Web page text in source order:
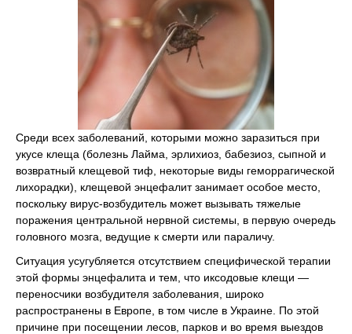
Среди всех заболеваний, которыми можно заразиться при
укусе клеща (болезнь Лайма, эрлихиоз, бабезиоз, сыпной и
возвратный клещевой тиф, некоторые виды геморрагической
лихорадки), клещевой энцефалит занимает особое место,
поскольку вирус-возбудитель может вызывать тяжелые
поражения центральной нервной системы, в первую очередь
головного мозга, ведущие к смерти или параличу.
Ситуация усугубляется отсутствием специфической терапии
этой формы энцефалита и тем, что иксодовые клещи —
переносчики возбудителя заболевания, широко
распространены в Европе, в том числе в Украине. По этой
причине при посещении лесов, парков и во время выездов